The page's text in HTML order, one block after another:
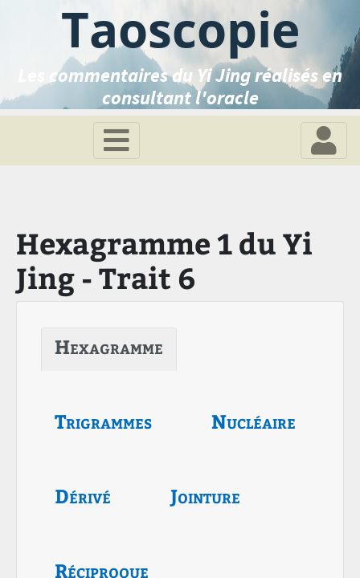
Taoscopie
Les commentaires du Yi Jing réalisés en
consultant l'oracle
Hexagramme 1 du Yi
Jing - Trait 6
Hexagramme
Trigrammes Nucléaire
Dérivé Jointure
Réciproque